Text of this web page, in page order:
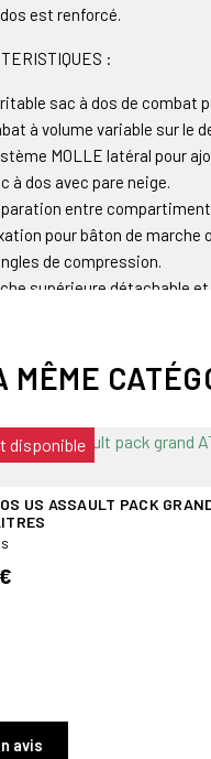
est renforcé.
:
sac à dos de combat
à volume variable sur le
MOLLE latéral pour
à dos avec pare neige.
entre
pour bâton de marche
de compression.
supérieure détachable
: 3.25 kg.
de portage : V2 (TT).
MÊME
disponible
US ASSAULT PACK
avis